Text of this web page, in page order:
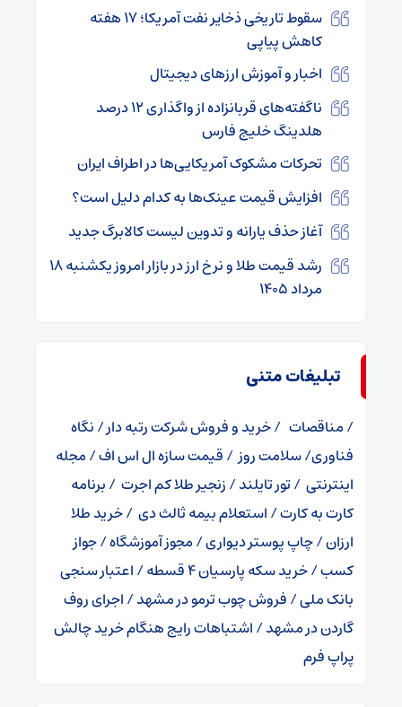
سقوط تاریخی ذخایر نفت آمریکا؛ ۱۷ هفته
کاهش پیاپی
اخبار و آموزش ارزهای دیجیتال
ناگفته‌های قربانزاده از واگذاری ۱۲ درصد
هلدینگ خلیج فارس
تحرکات مشکوک آمریکایی‌ها در اطراف ایران
افزایش قیمت عینک‌ها به کدام دلیل است؟
آغاز حذف یارانه و تدوین لیست کالابرگ جدید
رشد قیمت طلا و نرخ ارز در بازار امروز یکشنبه ۱۸
مرداد ۱۴۰۵
تبلیغات متنی
/مناقصات /خرید و فروش شرکت رتبه دار/نگاه
فناوری/سلامت روز/قیمت سازه ال اس اف/مجله
اینترنتی /تور تایلند/زنجیر طلا کم اجرت /برنامه
کارت به کارت/استعلام بیمه ثالث دی /خرید طلا
ارزان/چاپ پوستر دیواری/مجوز آموزشگاه/جواز
کسب/خرید سکه پارسیان 4 قسطه /اعتبار سنجی
بانک ملی/فروش چوب ترمو در مشهد/اجرای روف
گاردن در مشهد/اشتباهات رایج هنگام خرید چالش
پراپ فرم